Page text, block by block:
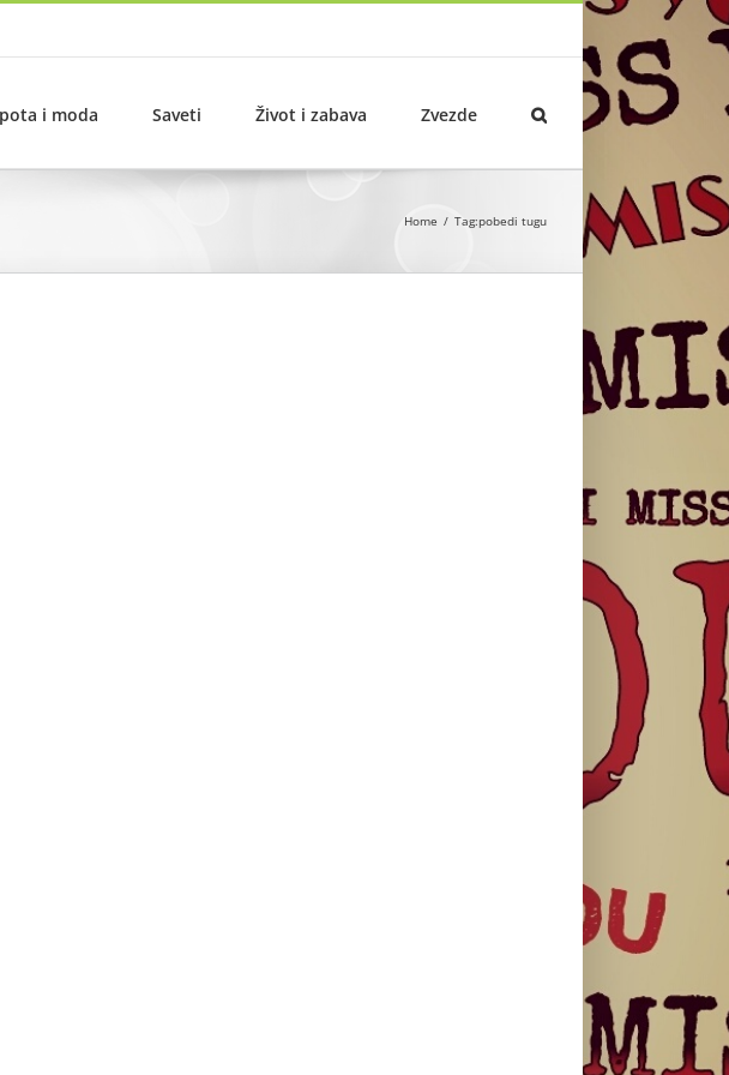
i moda Saveti Život i zabava Zvezde
Home Tag:pobedi tugu